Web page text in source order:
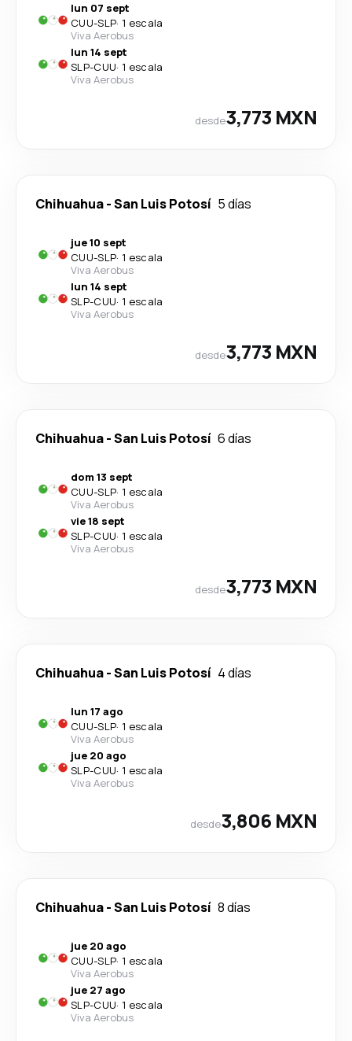
lun 07 sept
CUU-SLP· 1 escala
Viva Aerobus
lun 14 sept
SLP-CUU· 1 escala
Viva Aerobus
desde3,773 MXN
Chihuahua-San Luis Potosí 5 días
jue 10 sept
CUU-SLP· 1 escala
Viva Aerobus
lun 14 sept
SLP-CUU· 1 escala
Viva Aerobus
desde3,773 MXN
Chihuahua-San Luis Potosí 6 días
dom 13 sept
CUU-SLP· 1 escala
Viva Aerobus
vie 18 sept
SLP-CUU· 1 escala
Viva Aerobus
desde3,773 MXN
Chihuahua-San Luis Potosí 4 días
lun 17 ago
CUU-SLP· 1 escala
Viva Aerobus
jue 20 ago
SLP-CUU· 1 escala
Viva Aerobus
desde3,806 MXN
Chihuahua-San Luis Potosí 8 días
jue 20 ago
CUU-SLP· 1 escala
Viva Aerobus
jue 27 ago
SLP-CUU· 1 escala
Viva Aerobus